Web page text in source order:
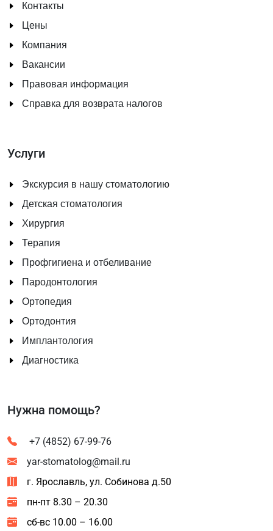
Контакты
Цены
Компания
Вакансии
Правовая информация
Справка для возврата налогов
Услуги
Экскурсия в нашу стоматологию
Детская стоматология
Хирургия
Терапия
Профгигиена и отбеливание
Пародонтология
Ортопедия
Ортодонтия
Имплантология
Диагностика
Нужна помощь?
+7 (4852) 67-99-76
yar-stomatolog@mail.ru
г. Ярославль, ул. Собинова д.50
пн-пт 8.30 – 20.30
сб-вс 10.00 – 16.00